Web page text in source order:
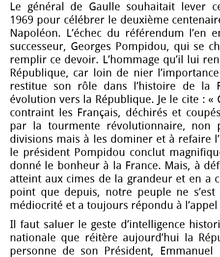
Le général de Gaulle souhaitait lever
1969 pour célébrer le deuxième
Napoléon. L’échec du référendum l’en
successeur, Georges Pompidou, qui se
remplir ce devoir. L’hommage qu’il lui
République, car loin de nier
restitue son rôle dans l’histoire de la
évolution vers la République. Je le cite : «
contraint les Français, déchirés et
par la tourmente révolutionnaire, non
divisions mais à les dominer et à refaire
le président Pompidou conclut
donné le bonheur à la France. Mais, à
atteint aux cimes de la grandeur et en a
point que depuis, notre peuple ne
médiocrité et a toujours répondu à l’appel
Il faut saluer le geste d’intelligence
nationale que réitère aujourd’hui la
personne de son Président, Emmanuel